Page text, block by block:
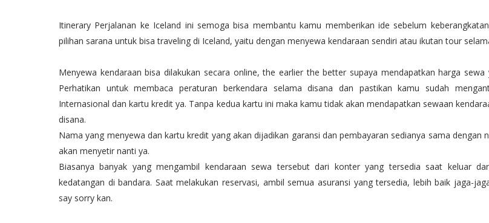
Itinerary Perjalanan ke Iceland ini semoga bisa membantu kamu memberikan ide sebelum
pilihan sarana untuk bisa traveling di Iceland, yaitu dengan menyewa kendaraan sendiri atau ikutan tour
Menyewa kendaraan bisa dilakukan secara online, the earlier the better supaya mendapatkan harga sewa
Perhatikan untuk membaca peraturan berkendara selama disana dan pastikan kamu sudah
Internasional dan kartu kredit ya. Tanpa kedua kartu ini maka kamu tidak akan mendapatkan sewaan
disana.
Nama yang menyewa dan kartu kredit yang akan dijadikan garansi dan pembayaran sedianya sama dengan
akan menyetir nanti ya.
Biasanya banyak yang mengambil kendaraan sewa tersebut dari konter yang tersedia saat keluar
kedatangan di bandara. Saat melakukan reservasi, ambil semua asuransi yang tersedia, lebih baik jaga-
say sorry kan.